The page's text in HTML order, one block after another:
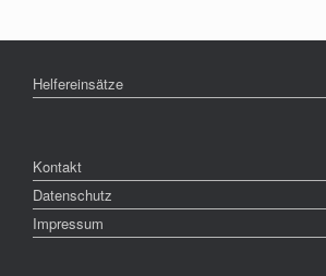
Helfereinsätze
Kontakt
Datenschutz
Impressum